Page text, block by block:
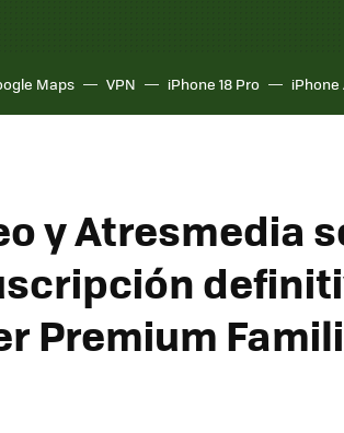
Maps VPN iPhone 18 Pro iPhone
y Atresmedia
Premium